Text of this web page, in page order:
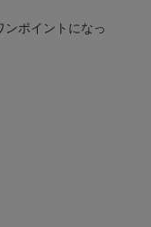
ポイントになっ